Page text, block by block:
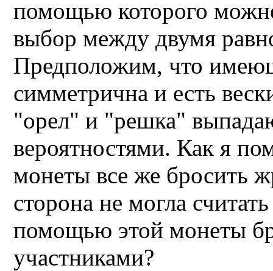
помощью которого
выбор между двумя
Предположим, что
симметрична и есть
"орел" и "решка"
вероятностями. Как я
монеты все же бросить
сторона не могла
помощью этой монеты
участниками?